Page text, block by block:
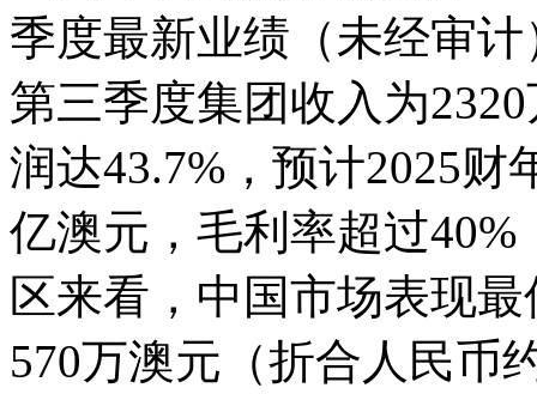
季度最新业绩（未经审
第三季度集团收入为
润达43.7%，预计2025
亿澳元，毛利率超过
区来看，中国市场表现
570万澳元（折合人民币